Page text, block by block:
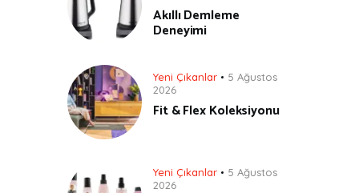
Akıllı Demleme
Deneyimi
Yeni Çıkanlar
5 Ağustos
2026
Fit & Flex Koleksiyonu
Yeni Çıkanlar
5 Ağustos
2026